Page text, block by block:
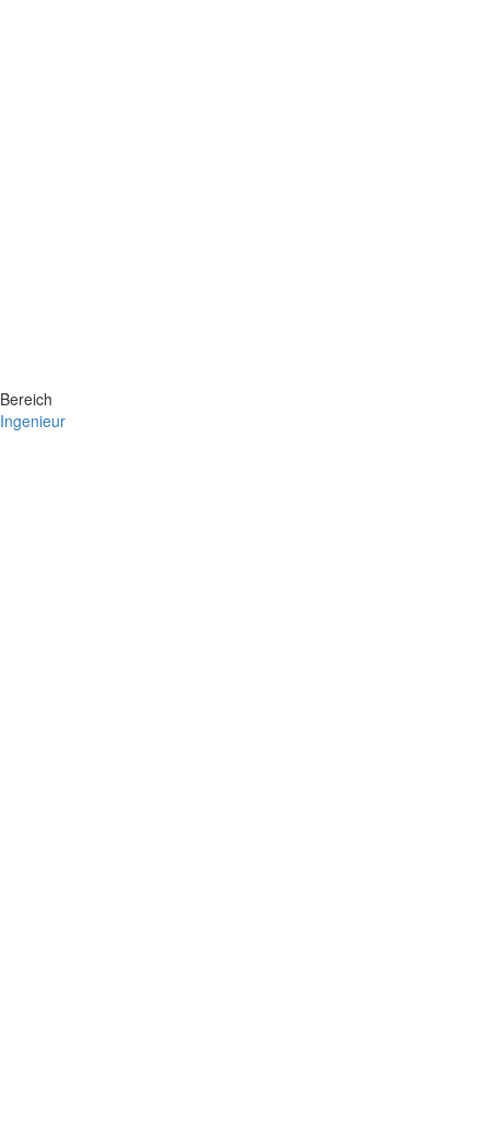
Bereich
Ingenieur